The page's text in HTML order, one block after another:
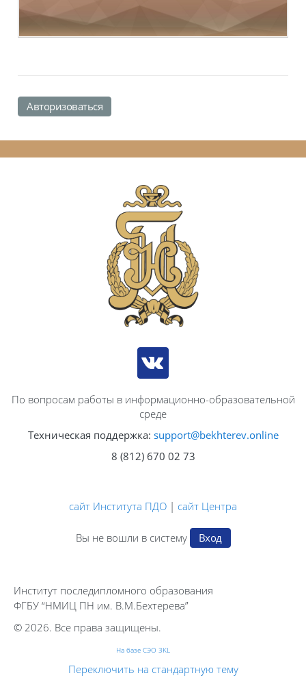
Авторизоваться
По вопросам работы в информационно-образовательной
среде
Техническая поддержка: support@bekhterev.online
8 (812) 670 02 73
сайт Института ПДО | сайт Центра
Вы не вошли в систему Вход
Институт последипломного образования
ФГБУ “НМИЦ ПН им. В.М.Бехтерева”
© 2026. Все права защищены.
На базе СЭО 3KL
Переключить на стандартную тему